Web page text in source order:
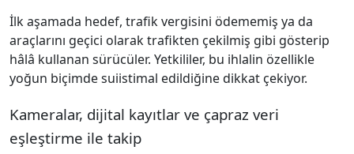
İlk aşamada hedef, trafik vergisini ödememiş ya da
araçlarını geçici olarak trafikten çekilmiş gibi gösterip
hâlâ kullanan sürücüler. Yetkililer, bu ihlalin özellikle
yoğun biçimde suiistimal edildiğine dikkat çekiyor.
Kameralar, dijital kayıtlar ve çapraz veri
eşleştirme ile takip